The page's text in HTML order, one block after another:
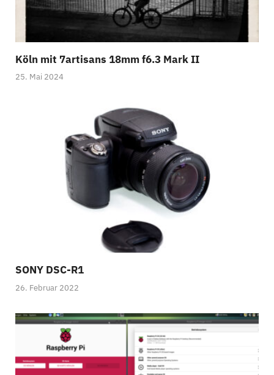
Köln mit 7artisans 18mm f6.3 Mark II
25. Mai 2024
SONY DSC-R1
26. Februar 2022